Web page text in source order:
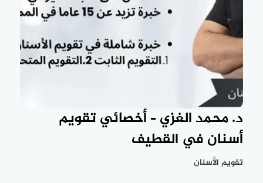
د. محمد الغزي – أخصائي تقويم
أسنان في القطيف
تقويم الأسنان